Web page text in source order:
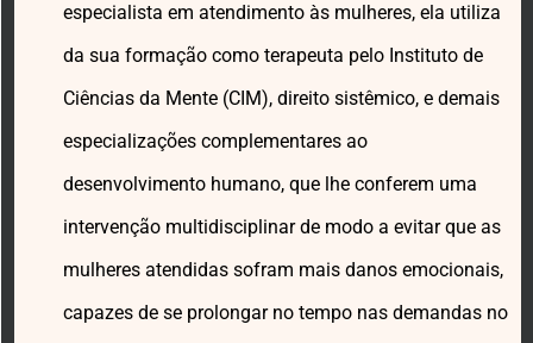
especialista em atendimento às mulheres, ela utiliza
da sua formação como terapeuta pelo Instituto de
Ciências da Mente (CIM), direito sistêmico, e demais
especializações complementares ao
desenvolvimento humano, que lhe conferem uma
intervenção multidisciplinar de modo a evitar que as
mulheres atendidas sofram mais danos emocionais,
capazes de se prolongar no tempo nas demandas no